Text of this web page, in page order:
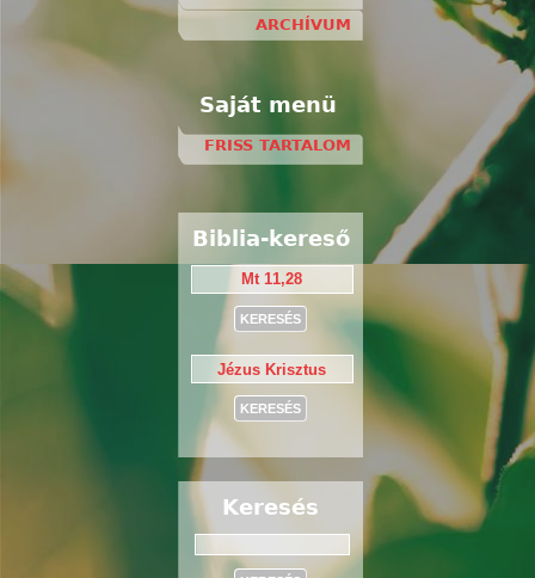
ARCHÍVUM
Saját menü
FRISS TARTALOM
Biblia-kereső
Keresés